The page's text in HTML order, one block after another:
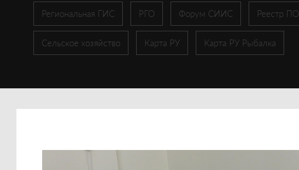
Региональная ГИС РГО Форум СИИС Реестр ПО
Сельское хозяйство Карта РУ Карта РУ Рыбалка